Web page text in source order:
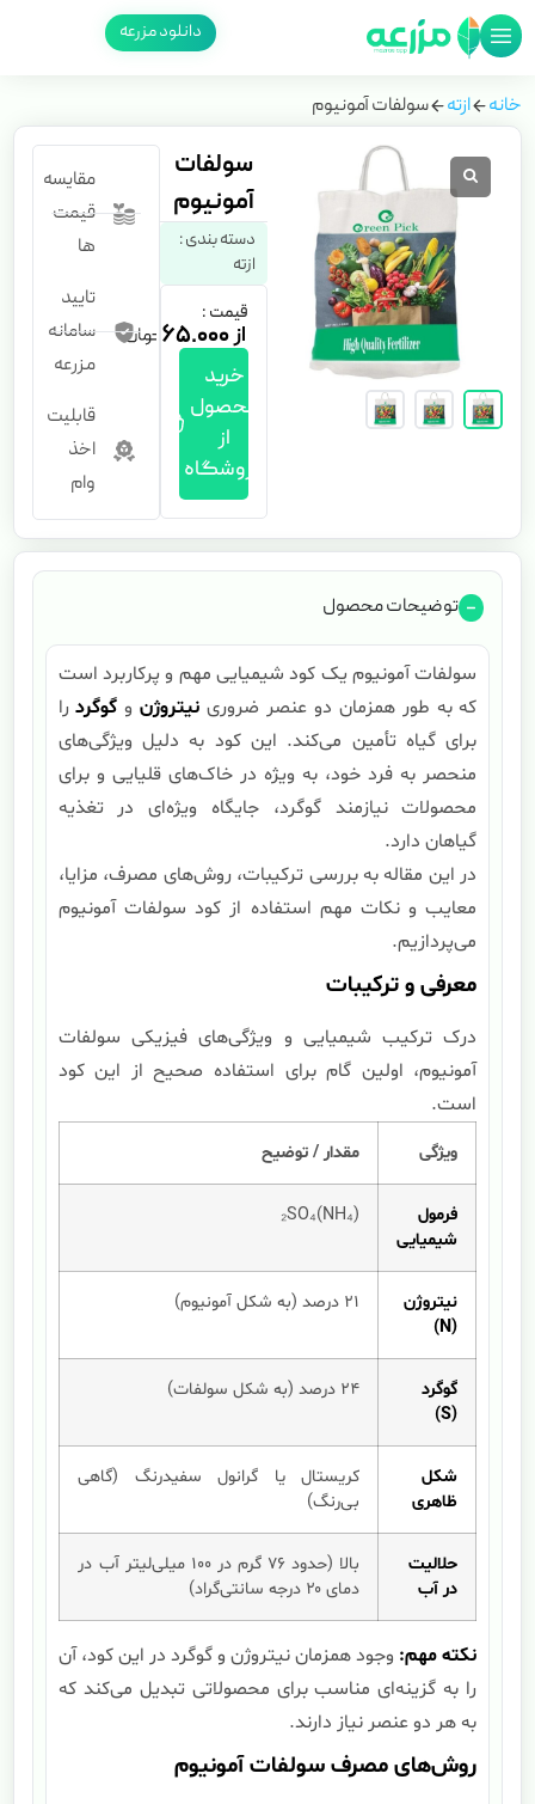
دانلود مزرعه
خانه ازته سولفات آمونیوم
سولفات
آمونیوم
دسته بندی :
ازته
قیمت :
۶۵.۰۰۰
خرید
محصول
از
فروشگاه
مقایسه
قیمت
ها
تایید
سامانه
مزرعه
قابلیت
اخذ
وام
توضیحات محصول
سولفات آمونیوم یک کود شیمیایی مهم و پرکاربرد است
که به طور همزمان دو عنصر ضروری نیتروژنو گوگردرا
برای گیاه تأمین می‌کند. این کود به دلیل ویژگی‌های
منحصر به فرد خود، به ویژه در خاک‌های قلیایی و برای
محصولات نیازمند گوگرد، جایگاه ویژه‌ای در تغذیه
گیاهان دارد.
در این مقاله به بررسی ترکیبات، روش‌های مصرف، مزایا،
معایب و نکات مهم استفاده از کود سولفات آمونیوم
می‌پردازیم.
معرفی و ترکیبات
درک ترکیب شیمیایی و ویژگی‌های فیزیکی سولفات
آمونیوم، اولین گام برای استفاده صحیح از این کود
است.
ویژگی مقدار / توضیح
فرمول
شیمیایی
(NH₄)₂SO₄
نیتروژن
(N)
۲۱ درصد (به شکل آمونیوم)
گوگرد
(S)
۲۴ درصد (به شکل سولفات)
شکل
ظاهری
کریستال یا گرانول سفیدرنگ (گاهی
بی‌رنگ)
حلالیت
در آب
بالا (حدود ۷۶ گرم در ۱۰۰ میلی‌لیتر آب در
دمای ۲۰ درجه سانتی‌گراد)
نکته مهم: وجود همزمان نیتروژن و گوگرد در این کود، آن
را به گزینه‌ای مناسب برای محصولاتی تبدیل می‌کند که
به هر دو عنصر نیاز دارند.
روش‌های مصرف سولفات آمونیوم